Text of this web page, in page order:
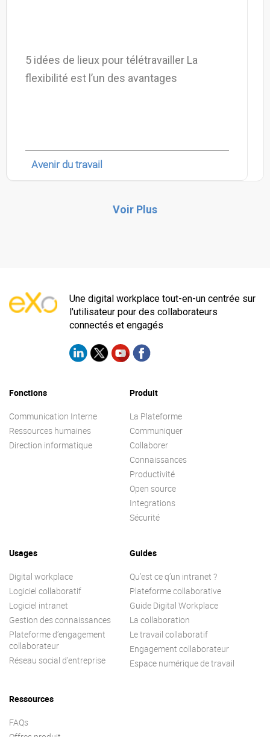
5 idées de lieux pour télétravailler La
flexibilité est l’un des avantages
Avenir du travail
Voir Plus
Une digital workplace tout-en-un centrée sur
l'utilisateur pour des collaborateurs
connectés et engagés
Fonctions
Communication Interne
Ressources humaines
Direction informatique
Produit
La Plateforme
Communiquer
Collaborer
Connaissances
Productivité
Open source
Integrations
Sécurité
Usages
Digital workplace
Logiciel collaboratif
Logiciel intranet
Gestion des connaissances
Plateforme d’engagement
collaborateur
Réseau social d’entreprise
Guides
Qu’est ce q’un intranet ?
Plateforme collaborative
Guide Digital Workplace
La collaboration
Le travail collaboratif
Engagement collaborateur
Espace numérique de travail
Ressources
FAQs